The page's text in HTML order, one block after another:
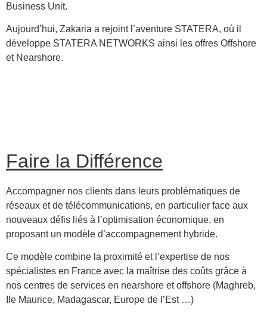
Business Unit.
Aujourd’hui, Zakaria a rejoint l’aventure STATERA, où il
développe STATERA NETWORKS ainsi les offres Offshore
et Nearshore.
Faire la Différence
Accompagner nos clients dans leurs problématiques de
réseaux et de télécommunications, en particulier face aux
nouveaux défis liés à l’optimisation économique, en
proposant un modèle d’accompagnement hybride.
Ce modèle combine la proximité et l’expertise de nos
spécialistes en France avec la maîtrise des coûts grâce à
nos centres de services en nearshore et offshore (Maghreb,
Ile Maurice, Madagascar, Europe de l’Est …)